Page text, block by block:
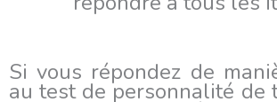
Si vous répondez de
au test de personnalité de